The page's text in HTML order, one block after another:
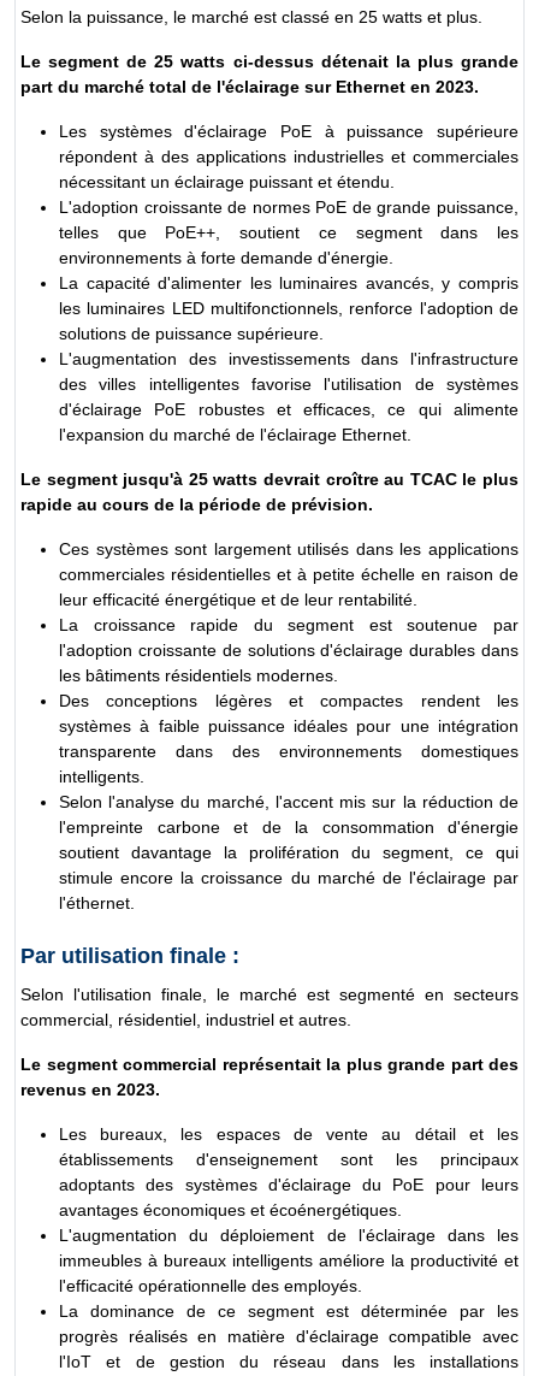
Selon la puissance, le marché est classé en 25 watts et plus.
Le segment de 25 watts ci-dessus détenait la plus grande
part du marché total de l'éclairage sur Ethernet en 2023.
Les systèmes d'éclairage PoE à puissance supérieure
répondent à des applications industrielles et commerciales
nécessitant un éclairage puissant et étendu.
L'adoption croissante de normes PoE de grande puissance,
telles que PoE++, soutient ce segment dans les
environnements à forte demande d'énergie.
La capacité d'alimenter les luminaires avancés, y compris
les luminaires LED multifonctionnels, renforce l'adoption de
solutions de puissance supérieure.
L'augmentation des investissements dans l'infrastructure
des villes intelligentes favorise l'utilisation de systèmes
d'éclairage PoE robustes et efficaces, ce qui alimente
l'expansion du marché de l'éclairage Ethernet.
Le segment jusqu'à 25 watts devrait croître au TCAC le plus
rapide au cours de la période de prévision.
Ces systèmes sont largement utilisés dans les applications
commerciales résidentielles et à petite échelle en raison de
leur efficacité énergétique et de leur rentabilité.
La croissance rapide du segment est soutenue par
l'adoption croissante de solutions d'éclairage durables dans
les bâtiments résidentiels modernes.
Des conceptions légères et compactes rendent les
systèmes à faible puissance idéales pour une intégration
transparente dans des environnements domestiques
intelligents.
Selon l'analyse du marché, l'accent mis sur la réduction de
l'empreinte carbone et de la consommation d'énergie
soutient davantage la prolifération du segment, ce qui
stimule encore la croissance du marché de l'éclairage par
l'éthernet.
Par utilisation finale :
Selon l'utilisation finale, le marché est segmenté en secteurs
commercial, résidentiel, industriel et autres.
Le segment commercial représentait la plus grande part des
revenus en 2023.
Les bureaux, les espaces de vente au détail et les
établissements d'enseignement sont les principaux
adoptants des systèmes d'éclairage du PoE pour leurs
avantages économiques et écoénergétiques.
L'augmentation du déploiement de l'éclairage dans les
immeubles à bureaux intelligents améliore la productivité et
l'efficacité opérationnelle des employés.
La dominance de ce segment est déterminée par les
progrès réalisés en matière d'éclairage compatible avec
l'IoT et de gestion du réseau dans les installations